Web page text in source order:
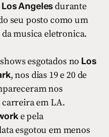
Los Angelesdurante
seu posto como um
musica eletronica.
esgotados no Los
, nos dias 19 e 20 de
nos
carreira em LA.
e pela
esgotou em menos